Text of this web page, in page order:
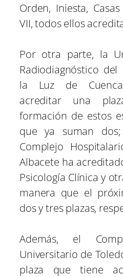
Orden, Iniesta,
VII, todos ellos
Por otra parte, la
Radiodiagnóstico
la Luz de
acreditar una
formación de estos
que ya suman
Complejo
Albacete ha
Psicología Clínica y
manera que el
dos y tres plazas,
Además, el
Universitario de
plaza que tiene